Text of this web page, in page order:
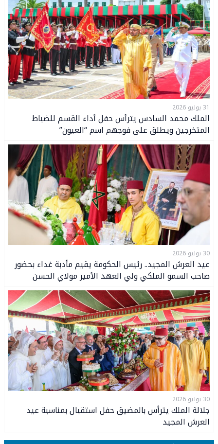
31 يوليو 2026
الملك محمد السادس يترأس حفل أداء القسم للضباط
المتخرجين ويطلق على فوجهم اسم “العيون”
30 يوليو 2026
عيد العرش المجيد.. رئيس الحكومة يقيم مأدبة غداء بحضور
صاحب السمو الملكي ولي العهد الأمير مولاي الحسن
وصاحب السمو الملكي الأمير مولاي رشيد
30 يوليو 2026
جلالة الملك يترأس بالمضيق حفل استقبال بمناسبة عيد
العرش المجيد